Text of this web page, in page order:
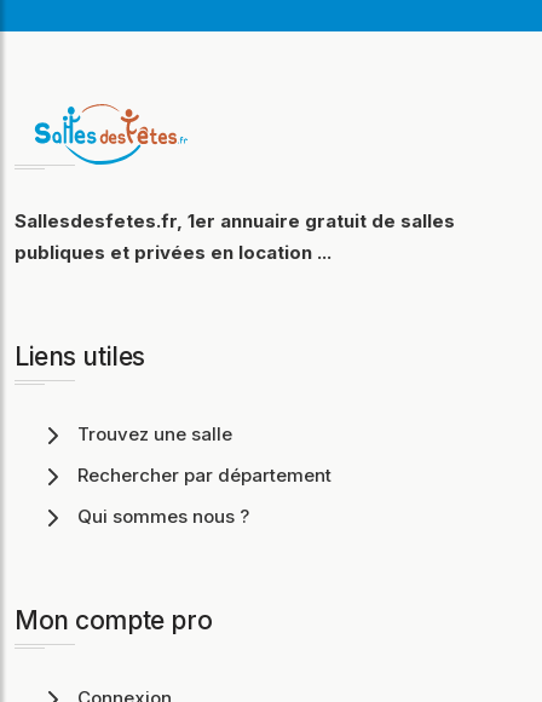
Sallesdesfetes.fr, 1er annuaire gratuit de salles
publiques et privées en location ...
Liens utiles
Trouvez une salle
Rechercher par département
Qui sommes nous ?
Mon compte pro